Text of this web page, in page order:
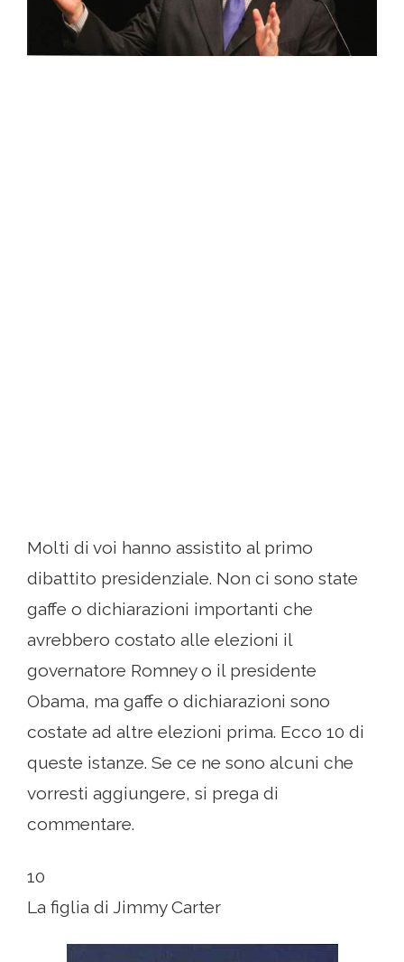
Molti di voi hanno assistito al primo
dibattito presidenziale. Non ci sono state
gaffe o dichiarazioni importanti che
avrebbero costato alle elezioni il
governatore Romney o il presidente
Obama, ma gaffe o dichiarazioni sono
costate ad altre elezioni prima. Ecco 10 di
queste istanze. Se ce ne sono alcuni che
vorresti aggiungere, si prega di
commentare.
10
La figlia di Jimmy Carter